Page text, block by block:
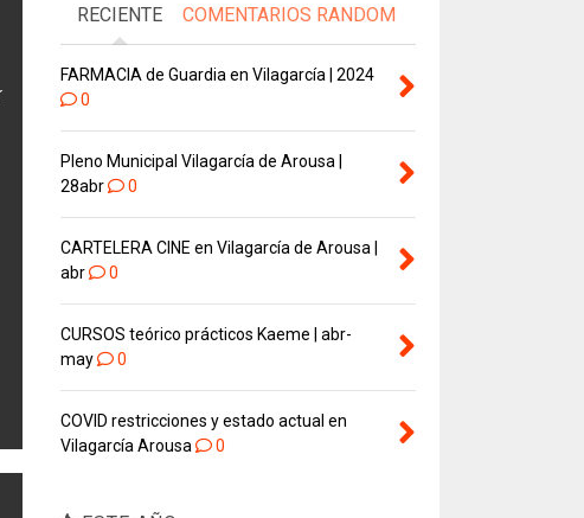
RECIENTE COMENTARIOS RANDOM
FARMACIA de Guardia en Vilagarcía | 2024
0
Pleno Municipal Vilagarcía de Arousa |
28abr
0
CARTELERA CINE en Vilagarcía de Arousa |
abr
0
CURSOS teórico prácticos Kaeme | abr-
may
0
COVID restricciones y estado actual en
Vilagarcía Arousa
0